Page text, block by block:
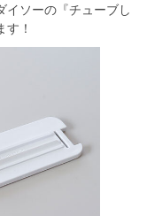
イソーの『チューブし
！